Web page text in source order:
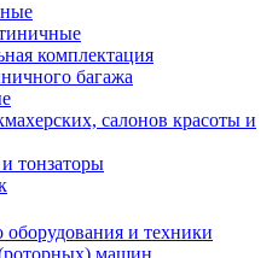
комплектация
багажа
салонов красоты и
тонзаторы
оборудования и техники
машин